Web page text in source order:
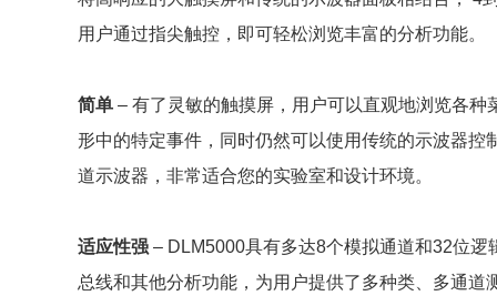
用户通过指尖触控，即可轻松浏览丰富的分析功能。
简单– 有了灵敏的触摸屏，用户可以直观地浏览各种
形中的特定事件，同时仍然可以使用传统的示波器控
道示波器，非常适合您的实验室和设计环境。
适应性强– DLM5000具有多达8个模拟通道和32位逻
总线和其他分析功能，为用户提供了多种类、多通道